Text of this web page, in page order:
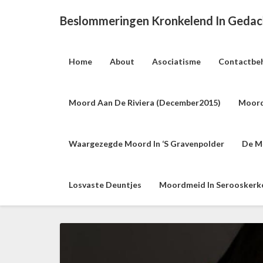
Beslommeringen Kronkelend In
Home About Asociatisme
Moord Aan De Riviera (december2015)
Waargezegde Moord In ‘s Gravenpolder De
Losvaste Deuntjes Moordmeid In